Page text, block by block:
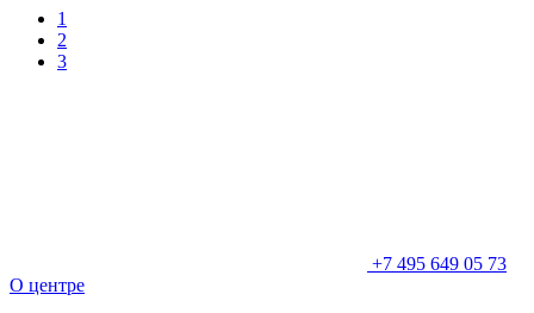
1
2
3
+7 495 649 05 73
О центре